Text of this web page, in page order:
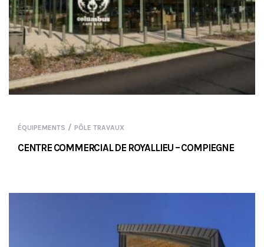
ÉQUIPEMENTS / PÔLE TRAVAUX
CENTRE COMMERCIAL DE ROYALLIEU – COMPIEGNE